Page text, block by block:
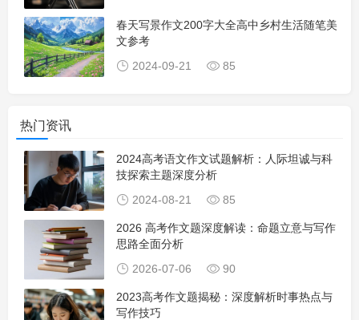
春天写景作文200字大全高中乡村生活随笔美
文参考
2024-09-21
85
热门资讯
2024高考语文作文试题解析：人际坦诚与科
技探索主题深度分析
2024-08-21
85
2026 高考作文题深度解读：命题立意与写作
思路全面分析
2026-07-06
90
2023高考作文题揭秘：深度解析时事热点与
写作技巧